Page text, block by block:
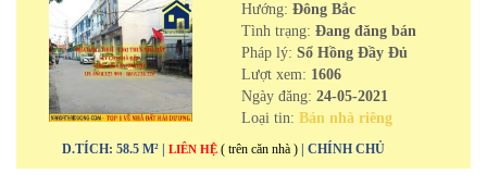
Hướng: Đông Bắc
Tình trạng: Đang đăng bán
Pháp lý: Sổ Hồng Đầy Đủ
Lượt xem: 1606
Ngày đăng: 24-05-2021
Loại tin: Bán nhà riêng
D.TÍCH: 58.5 M² | LIÊN HỆ ( trên căn nhà ) | CHÍNH CHỦ